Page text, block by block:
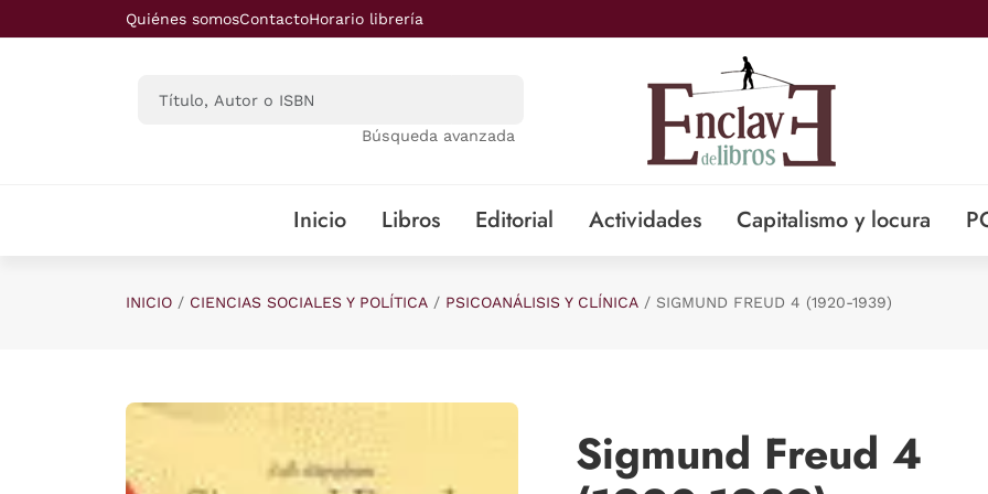
Saltar al contenido principal
Quiénes somosContactoHorario librería
Búsqueda avanzada
Inicio Libros Editorial Actividades Capitalismo y locura
INICIO CIENCIAS SOCIALES Y POLÍTICA PSICOANÁLISIS Y CLÍNICA SIGMUND FREUD 4 (1920-1939)
Sigmund Freud 4